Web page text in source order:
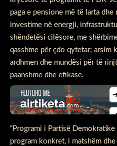
paga e pensione më të larta
investime në energji,
shëndetësi cilësore, me
qasshme për çdo qytetar; arsim
ardhmen dhe mundësi për të
paanshme dhe efikase.
“Programi i Partisë
program konkret, i matshëm